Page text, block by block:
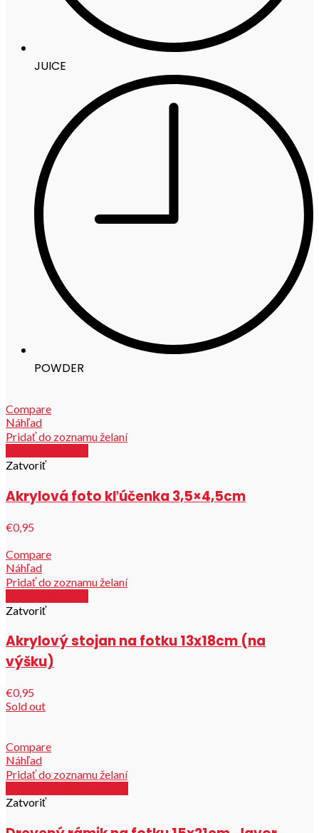
JUICE
POWDER
Compare
Náhľad
Pridať do zoznamu želaní
Zatvoriť
Akrylová foto kľúčenka 3,5×4,5cm
€0,95
Compare
Náhľad
Pridať do zoznamu želaní
Zatvoriť
Akrylový stojan na fotku 13x18cm (na
výšku)
€0,95
Sold out
Compare
Náhľad
Pridať do zoznamu želaní
Zatvoriť